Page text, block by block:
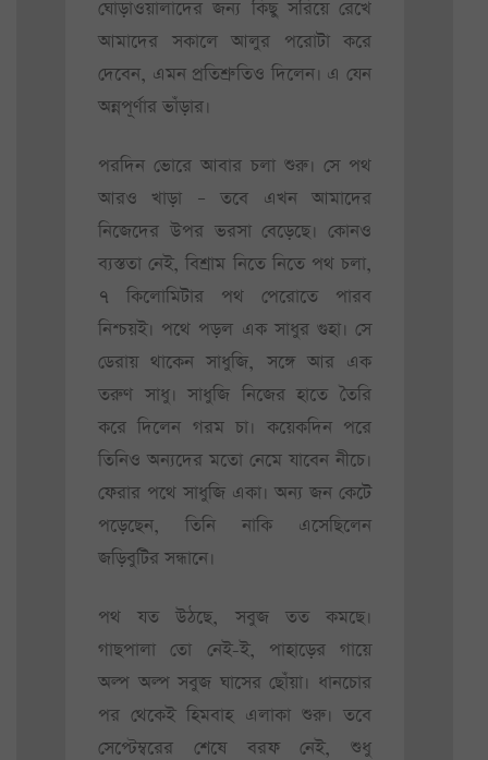
ঘোড়াওয়ালাদের জন্য কিছু সরিয়ে রেখে
আমাদের সকালে আলুর পরোটা করে
দেবেন, এমন প্রতিশ্রুতিও দিলেন। এ যেন
অন্নপূর্ণার ভাঁড়ার।
পরদিন ভোরে আবার চলা শুরু। সে পথ
আরও খাড়া – তবে এখন আমাদের
নিজেদের উপর ভরসা বেড়েছে। কোনও
ব্যস্ততা নেই, বিশ্রাম নিতে নিতে পথ চলা,
৭ কিলোমিটার পথ পেরোতে পারব
নিশ্চয়ই। পথে পড়ল এক সাধুর গুহা। সে
ডেরায় থাকেন সাধুজি, সঙ্গে আর এক
তরুণ সাধু। সাধুজি নিজের হাতে তৈরি
করে দিলেন গরম চা। কয়েকদিন পরে
তিনিও অন্যদের মতো নেমে যাবেন নীচে।
ফেরার পথে সাধুজি একা। অন্য জন কেটে
পড়েছেন, তিনি নাকি এসেছিলেন
জড়িবুটির সন্ধানে।
পথ যত উঠছে, সবুজ তত কমছে।
গাছপালা তো নেই-ই, পাহাড়ের গায়ে
অল্প অল্প সবুজ ঘাসের ছোঁয়া। ধানচোর
পর থেকেই হিমবাহ এলাকা শুরু। তবে
সেপ্টেম্বরের শেষে বরফ নেই, শুধু